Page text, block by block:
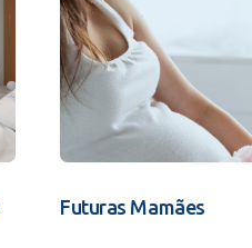
Futuras Mamães